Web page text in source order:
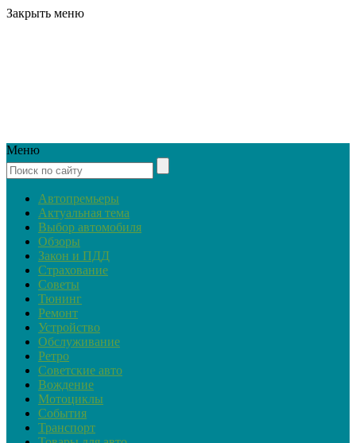
Закрыть меню
Меню
Автопремьеры
Актуальная тема
Выбор автомобиля
Обзоры
Закон и ПДД
Страхование
Советы
Тюнинг
Ремонт
Устройство
Обслуживание
Ретро
Советские авто
Вождение
Мотоциклы
События
Транспорт